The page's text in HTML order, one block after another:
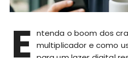
E ntenda o boom dos
multiplicador e como